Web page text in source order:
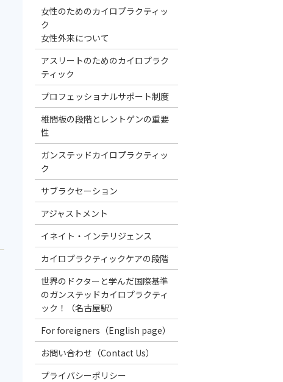
女性のためのカイロプラクティッ
ク
女性外来について
アスリートのためのカイロプラク
ティック
プロフェッショナルサポート制度
椎間板の段階とレントゲンの重要
性
ガンステッドカイロプラクティッ
ク
サブラクセーション
アジャストメント
イネイト・インテリジェンス
カイロプラクティックケアの段階
世界のドクターと学んだ国際基準
のガンステッドカイロプラクティ
ック！（名古屋駅）
For foreigners（English page）
お問い合わせ（Contact Us）
プライバシーポリシー